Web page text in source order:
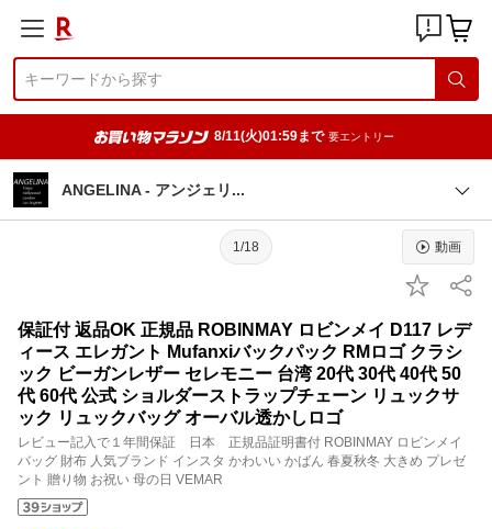
8/11(火)01:59まで 要エントリー
ANGELINA - アンジェ リ
1/18 動画
保証付 返品OK 正規品 ROBINMAY ロビンメイ D117 レデ
ィース エレガント Mufanxiバックパック RMロゴ クラシ
ック ビーガンレザー セレモニー 台湾 20代 30代 40代 50
代 60代 公式 ショルダーストラップチェーン リュックサ
ック リュックバッグ オーバル透かしロゴ
レビュー記入で１年間保証 日本 正規品証明書付 ROBINMAY ロビンメイ
バッグ 財布 人気ブランド インスタ かわいい かばん 春夏秋冬 大きめ プレゼ
ント 贈り物 お祝い 母の日 VEMAR